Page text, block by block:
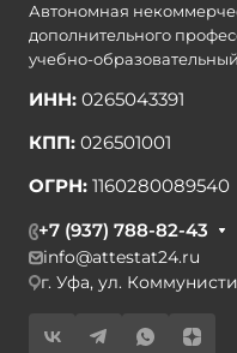
Автономная
дополнительного
учебно-
ИНН: 0265043391
КПП: 026501001
ОГРН: 1160280089540
+7 (937) 788-82-43
info@attestat24.ru
г. Уфа, ул.